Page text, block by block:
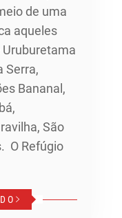
de uma
aqueles
Serra,
Bananal,
São
O Refúgio